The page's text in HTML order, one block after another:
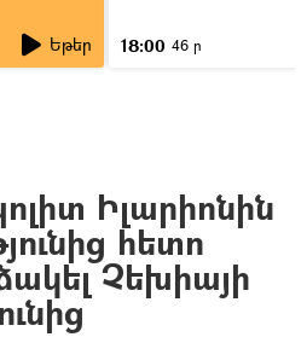
Եթեր 18:00 46 ր
Իլարիոնին
հետո
Չեխիայի